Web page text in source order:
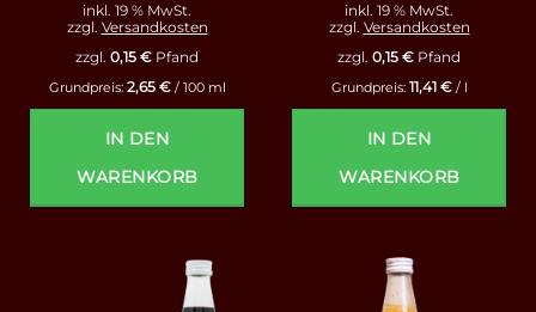
inkl. 19 % MwSt.
zzgl. Versandkosten
zzgl. 0,15 € Pfand
Grundpreis: 2,65 €/ 100 ml
IN DEN
WARENKORB
inkl. 19 % MwSt.
zzgl. Versandkosten
zzgl. 0,15 € Pfand
Grundpreis: 11,41 €/ l
IN DEN
WARENKORB